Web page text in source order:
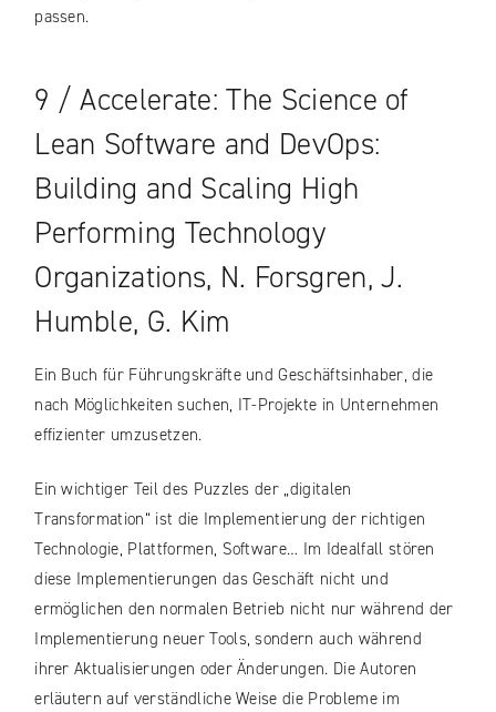
passen.
9 / Accelerate: The Science of
Lean Software and DevOps:
Building and Scaling High
Performing Technology
Organizations, N. Forsgren, J.
Humble, G. Kim
Ein Buch für Führungskräfte und Geschäftsinhaber, die
nach Möglichkeiten suchen, IT-Projekte in Unternehmen
effizienter umzusetzen.
Ein wichtiger Teil des Puzzles der „digitalen
Transformation“ ist die Implementierung der richtigen
Technologie, Plattformen, Software… Im Idealfall stören
diese Implementierungen das Geschäft nicht und
ermöglichen den normalen Betrieb nicht nur während der
Implementierung neuer Tools, sondern auch während
ihrer Aktualisierungen oder Änderungen. Die Autoren
erläutern auf verständliche Weise die Probleme im